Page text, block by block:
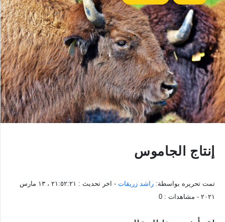
إنتاج الجاموس
تمت تحريره بواسطة: راشد زريقات - اخر تحديث :
٢١:٥٢:٢١ ، ١٣ مارس
٢٠٢١ - مشاهدات : 0